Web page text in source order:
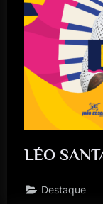
LÉO
Destaque